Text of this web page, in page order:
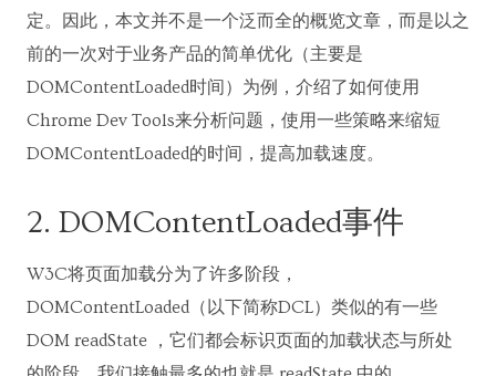
定。因此，本文并不是一个泛而全的概览文章，而是以之
前的一次对于业务产品的简单优化（主要是
DOMContentLoaded时间）为例，介绍了如何使用
Chrome Dev Tools来分析问题，使用一些策略来缩短
DOMContentLoaded的时间，提高加载速度。
2. DOMContentLoaded事件
W3C将页面加载分为了许多阶段，
DOMContentLoaded（以下简称DCL）类似的有一些
DOM readState ，它们都会标识页面的加载状态与所处